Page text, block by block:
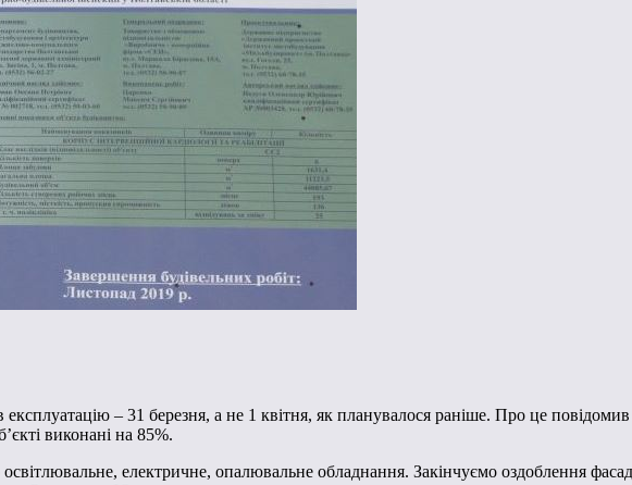
експлуатацію – 31 березня, а не 1 квітня, як планувалося раніше. Про це
виконані на 85%.
електричне, опалювальне обладнання. Закінчуємо оздоблення